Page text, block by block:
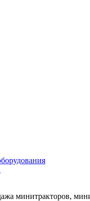
минитракторов,